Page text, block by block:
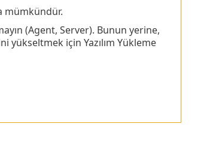
mümkündür.
(Agent, Server). Bunun yerine,
yükseltmek için Yazılım Yükleme